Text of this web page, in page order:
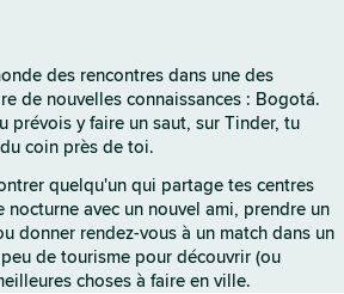
n
d
e
r
des rencontres dans une des
de nouvelles connaissances : Bogotá.
prévois y faire un saut, sur Tinder, tu
coin près de toi.
quelqu'un qui partage tes centres
avec un nouvel ami, prendre un
donner rendez-vous à un match dans un
de tourisme pour découvrir (ou
choses à faire en ville.